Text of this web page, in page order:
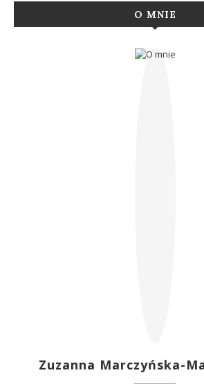
O MNIE
Zuzanna Marczyńska-